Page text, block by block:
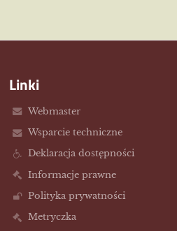
Linki
Webmaster
Wsparcie techniczne
Deklaracja dostępności
Informacje prawne
Polityka prywatności
Metryczka